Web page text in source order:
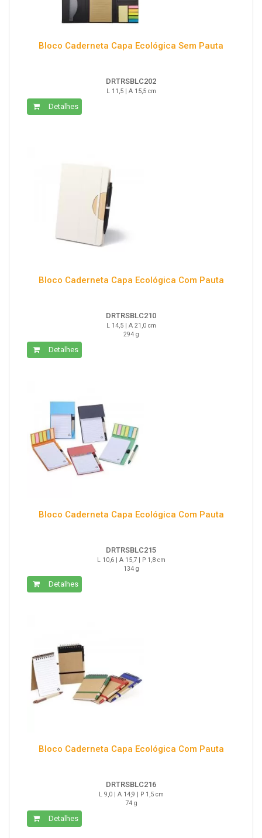
Bloco Caderneta Capa Ecológica Sem Pauta
DRTRSBLC202
L 11,5 | A 15,5 cm
Detalhes
Bloco Caderneta Capa Ecológica Com Pauta
DRTRSBLC210
L 14,5 | A 21,0 cm
294 g
Detalhes
Bloco Caderneta Capa Ecológica Com Pauta
DRTRSBLC215
L 10,6 | A 15,7 | P 1,8 cm
134 g
Detalhes
Bloco Caderneta Capa Ecológica Com Pauta
DRTRSBLC216
L 9,0 | A 14,9 | P 1,5 cm
74 g
Detalhes